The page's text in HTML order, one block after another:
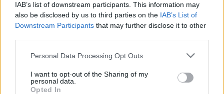
IAB’s list of downstream participants. This information may
also be disclosed by us to third parties on the IAB’s List of
Downstream Participants that may further disclose it to other
Personal Data Processing Opt Outs
I want to opt-out of the Sharing of my
personal data.
Opted In